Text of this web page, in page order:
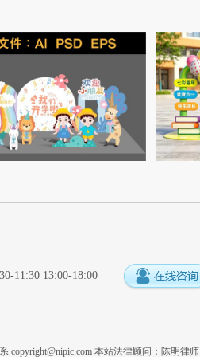
11:30 13:00-18:00
copyright@nipic.com 本站法律顾问：陈明律师